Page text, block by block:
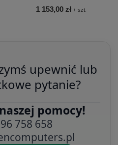
1 153,00 zł / szt.
upewnić lub
pytanie?
pomocy!
758 658